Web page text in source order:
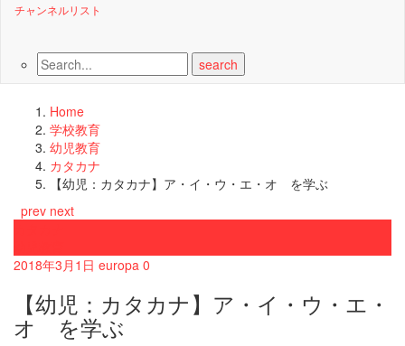
チャンネルリスト
Home
学校教育
幼児教育
カタカナ
【幼児：カタカナ】ア・イ・ウ・エ・オ を学ぶ
prev next
2018年3月1日 europa 0
【幼児：カタカナ】ア・イ・ウ・エ・
オ を学ぶ